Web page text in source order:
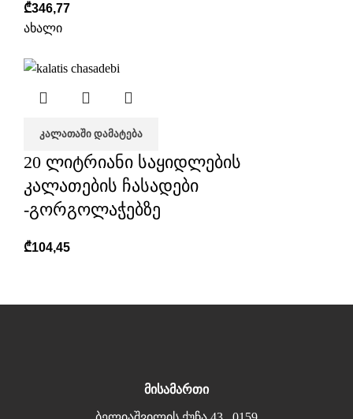
₾346,77
ახალი
ᲙᲐᲚᲐᲗᲐᲨᲘ ᲓᲐᲛᲐᲢᲔᲑᲐ
20 ლიტრიანი საყიდლების
კალათების ჩასადები
-გორგოლაჭებზე
₾104,45
მისამართი